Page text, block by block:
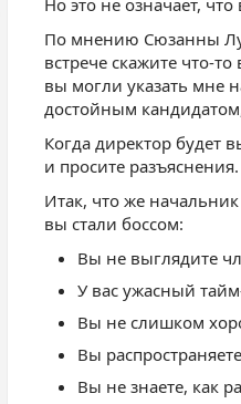
Но это не означает,
По мнению Сюзанны
встрече скажите что-
вы могли указать мне
достойным
Когда директор будет
и просите
Итак, что же
вы стали боссом:
Вы не выглядите
У вас ужасный
Вы не слишком
Вы
Вы не знаете, как